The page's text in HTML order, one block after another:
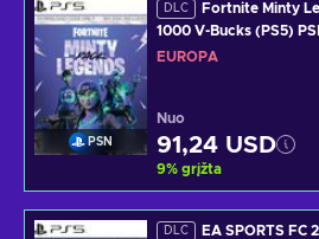
PSN
DLC
Fortnite Minty
1000 V-Bucks (PS5)
EUROPA
Nuo
91,24 USD
9% grįžta
DLC
EA SPORTS FC